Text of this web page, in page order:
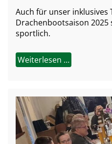
Auch für unser inklusives
Drachenbootsaison 2025
sportlich.
Weiterlesen …